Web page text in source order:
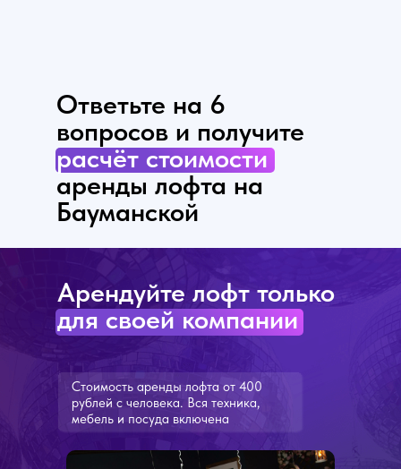
Ответьте на 6
вопросов и получите
расчёт стоимости
аренды лофта на
Бауманской
Стоимость аренды лофта от 400
рублей с человека. Вся техника,
мебель и посуда включена
Арендуйте лофт только
для своей компании